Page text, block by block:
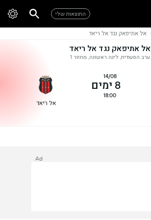
התוצאות שלי
אל אתיפאק נגד אל ריאד
אל אתיפאק נגד אל ריאד
ערב הסעודית, ליגה ראשונה, מחזור 1
14/08
8 ימים
18:00
אל ריאד
Ad